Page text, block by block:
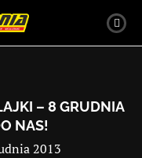
– 8 GRUDNIA
NAS!
2013